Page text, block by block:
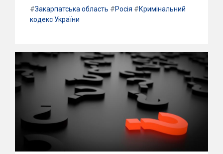
#Закарпатська область #Росія #Кримінальний
кодекс України